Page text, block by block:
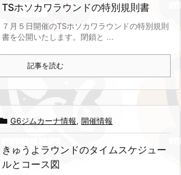
TSホソカワラウンドの特別規則書
７月５日開催のTSホソカワラウンドの特別規則
書を公開いたします。 閉鎖と ...
記事を読む
G6ジムカーナ情報, 開催情報
きゅうよラウンドのタイムスケジュー
ルとコース図